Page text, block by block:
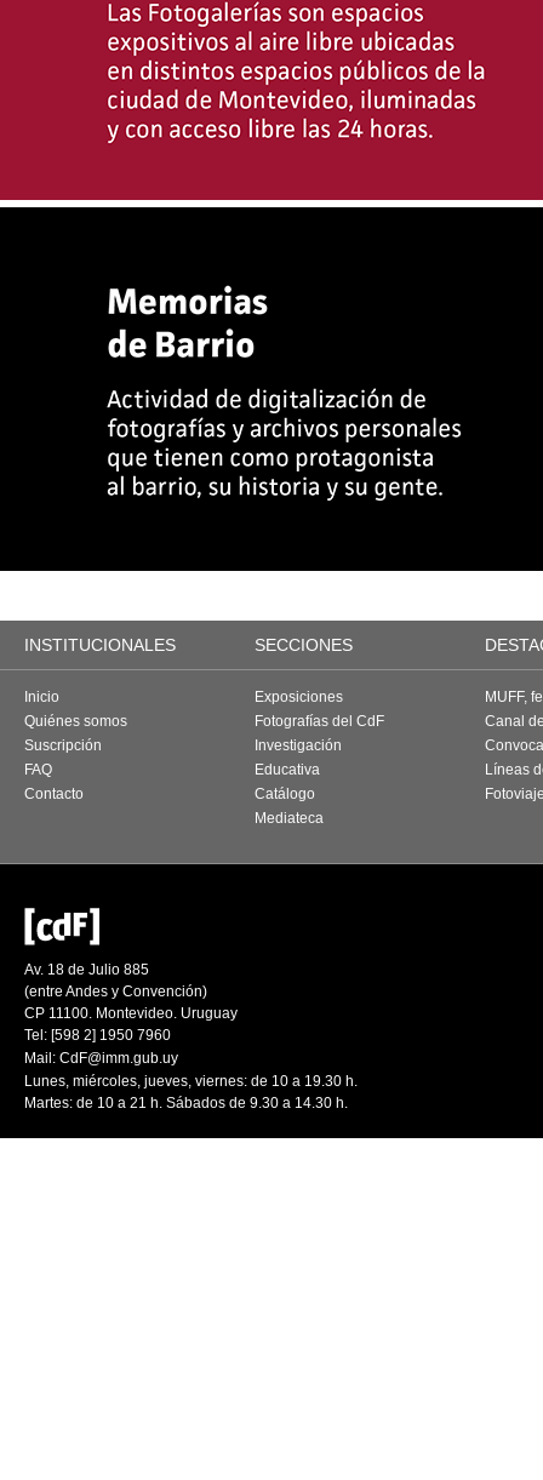
INSTITUCIONALES SECCIONES
Inicio
Quiénes somos
Suscripción
FAQ
Contacto
Exposiciones
Fotografías del CdF
Investigación
Educativa
Catálogo
Mediateca
MUFF,
Canal
Líneas
Av. 18 de Julio 885
(entre Andes y Convención)
CP 11100. Montevideo. Uruguay
Tel: [598 2] 1950 7960
Mail: CdF@imm.gub.uy
Lunes, miércoles, jueves, viernes: de 10 a 19.30 h.
Martes: de 10 a 21 h. Sábados de 9.30 a 14.30 h.